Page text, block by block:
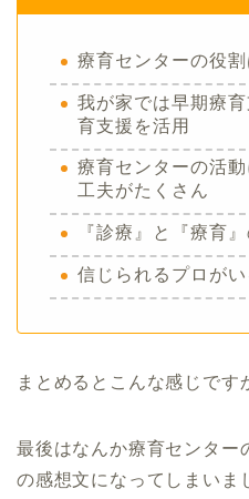
療育センターの役
我が家では早期療
育支援を活用
療育センターの活
工夫がたくさん
『診療』と『療育
信じられるプロが
まとめるとこんな感じです
最後はなんか療育センター
の感想文になってしまいま